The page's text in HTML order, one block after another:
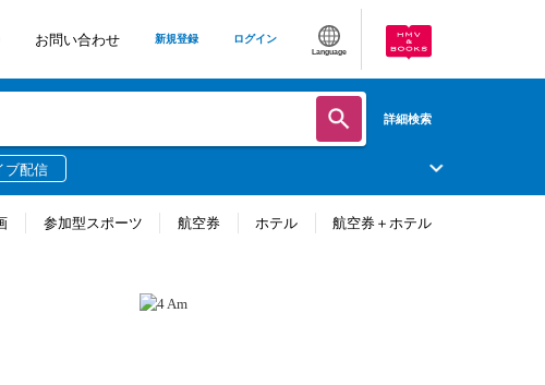
お問い合わせ 新規登録 ログイン
Language
詳細検索
ブ配信
参加型スポーツ 航空券 ホテル 航空券＋ホテル